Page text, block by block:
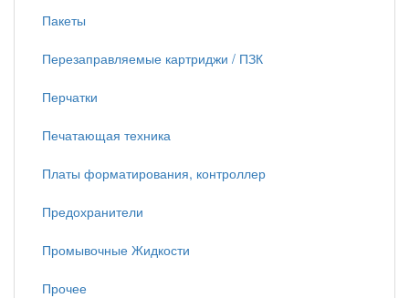
Пакеты
Перезаправляемые картриджи / ПЗК
Перчатки
Печатающая техника
Платы форматирования, контроллер
Предохранители
Промывочные Жидкости
Прочее